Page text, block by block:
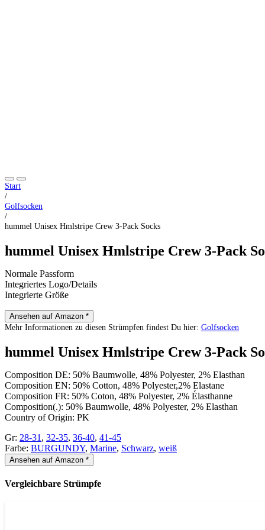
Start
/
Golfsocken
/
hummel Unisex Hmlstripe Crew 3-Pack Socks
hummel Unisex Hmlstripe Crew 3-Pack
Normale Passform
Integriertes Logo/Details
Integrierte Größe
Ansehen auf Amazon *
Mehr Informationen zu diesen Strümpfen findest Du hier: Golfsocken
hummel Unisex Hmlstripe Crew 3-Pack
Composition DE: 50% Baumwolle, 48% Polyester, 2% Elasthan
Composition EN: 50% Cotton, 48% Polyester,2% Elastane
Composition FR: 50% Coton, 48% Polyester, 2% Élasthanne
Composition(.): 50% Baumwolle, 48% Polyester, 2% Elasthan
Country of Origin: PK
Gr: 28-31 , 32-35, 36-40, 41-45
Farbe: BURGUNDY, Marine, Schwarz, weiß
Ansehen auf Amazon *
Vergleichbare Strümpfe